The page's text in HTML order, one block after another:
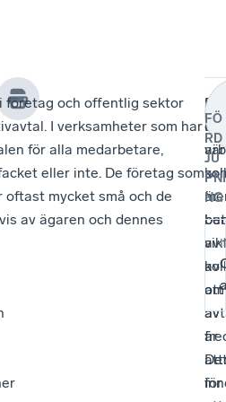
företag och offentlig sektor
I verksamheter som har
för alla medarbetare,
eller inte. De företag som
mycket små och de
av ägaren och dennes
av
att
är
för
är
av
av
FÖ
RD
JU
PNI
NG